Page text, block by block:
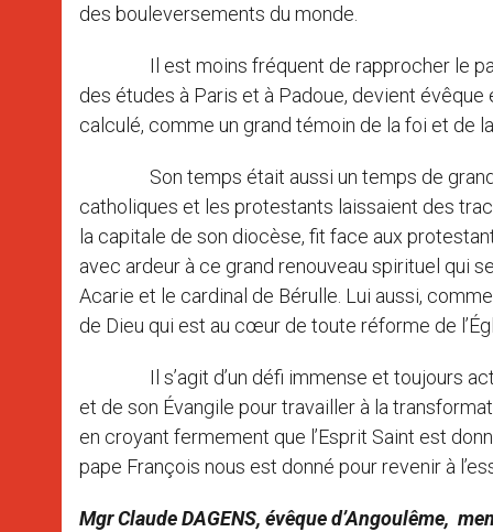
des bouleversements du monde.
Il est moins fréquent de rapprocher le pape
des études à Paris et à Padoue, devient évêque
calculé, comme un grand témoin de la foi et de
Son temps était aussi un temps de grands
catholiques et les protestants laissaient des
la capitale de son diocèse, fit face aux
avec ardeur à ce grand renouveau spirituel qui
Acarie et le cardinal de Bérulle. Lui aussi,
de Dieu qui est au cœur de toute réforme de
Il s’agit d’un défi immense et toujours
et de son Évangile pour travailler à la
en croyant fermement que l’Esprit Saint est
pape François nous est donné pour revenir à
Mgr Claude DAGENS, évêque d’Angoulême,